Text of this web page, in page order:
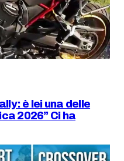
è lei una delle
2026” Ci ha